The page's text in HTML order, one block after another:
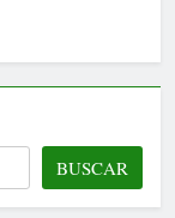
BUSCAR